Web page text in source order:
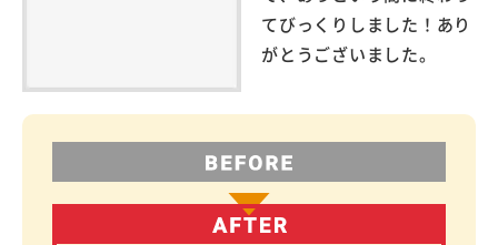
てびっくりしました！あり
がとうございました。